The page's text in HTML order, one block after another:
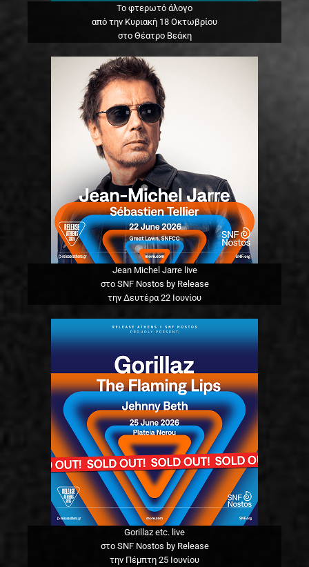
Το φτερωτό άλογο
από την Κυριακή 18 Οκτωβρίου
στο Θέατρο Βεάκη
Jean Michel Jarre live
στο SNF Nostos by Release
την Δευτέρα 22 Ιουνίου
Gorillaz etc. live
στο SNF Nostos by Release
την Πέμπτη 25 Ιουνίου